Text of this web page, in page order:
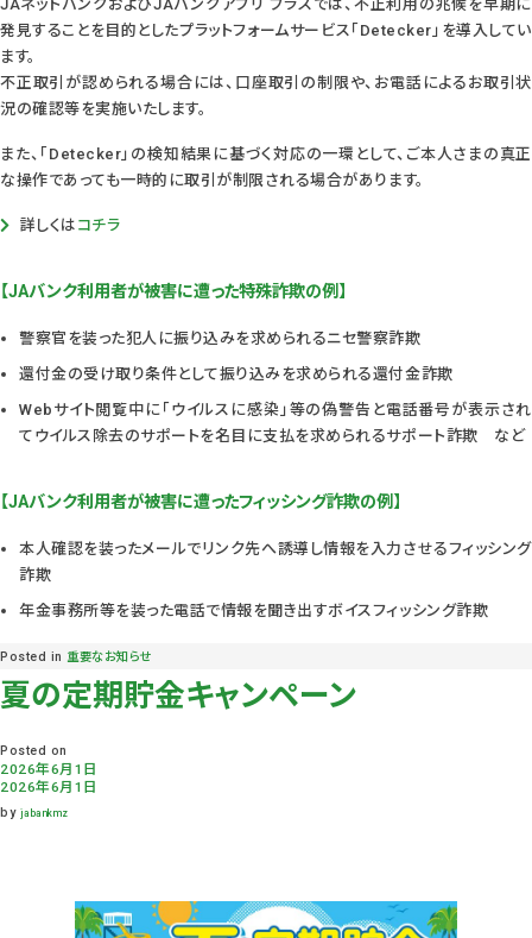
JAネットバンクおよびJAバンクアプリ プラスでは、不正利用の兆候を早期に
発見することを目的としたプラットフォームサービス「Detecker」を導入してい
ます。
不正取引が認められる場合には、口座取引の制限や、お電話によるお取引状
況の確認等を実施いたします。
また、「Detecker」の検知結果に基づく対応の一環として、ご本人さまの真正
な操作であっても一時的に取引が制限される場合があります。
詳しくは コチラ
【JAバンク利用者が被害に遭った特殊詐欺の例】
警察官を装った犯人に振り込みを求められるニセ警察詐欺
還付金の受け取り条件として振り込みを求められる還付金詐欺
Webサイト閲覧中に「ウイルスに感染」等の偽警告と電話番号が表示され
てウイルス除去のサポートを名目に支払を求められるサポート詐欺 など
【JAバンク利用者が被害に遭ったフィッシング詐欺の例】
本人確認を装ったメールでリンク先へ誘導し情報を入力させるフィッシング
詐欺
年金事務所等を装った電話で情報を聞き出すボイスフィッシング詐欺
Posted in 重要なお知らせ
夏の定期貯金キャンペーン
Posted on
2026年6月1日
2026年6月1日
by jabankmz